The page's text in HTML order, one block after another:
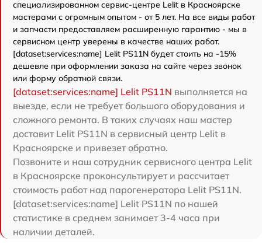
специализированном сервис-центре Lelit в Красноярске
мастерами с огромным опытом - от 5 лет. На все виды работ
и запчасти предоставляем расширенную гарантию - мы в
сервисном центр уверены в качестве наших работ.
[dataset:services:name] Lelit PS11N будет стоить на -15%
дешевле при оформлении заказа на сайте через звонок
или форму обратной связи.
[dataset:services:name] Lelit PS11N выполняется на
выезде, если не требует большого оборудования и
сложного ремонта. В таких случаях наш мастер
доставит Lelit PS11N в сервисный центр Lelit в
Красноярске и привезет обратно.
Позвоните и наш сотрудник сервисного центра Lelit
в Красноярске проконсультирует и рассчитает
стоимость работ над парогенератора Lelit PS11N.
[dataset:services:name] Lelit PS11N по нашей
статистике в среднем занимает 3-4 часа при
наличии деталей.